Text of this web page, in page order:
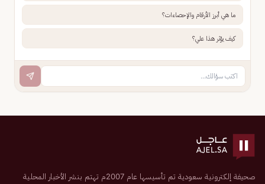
ما هي أبرز الأرقام والإحصاءات؟
كيف يؤثر هذا علي؟
صحيفة إلكترونية سعودية تم تأسيسها عام 2007م تهتم بنشر الأخبار المحلية